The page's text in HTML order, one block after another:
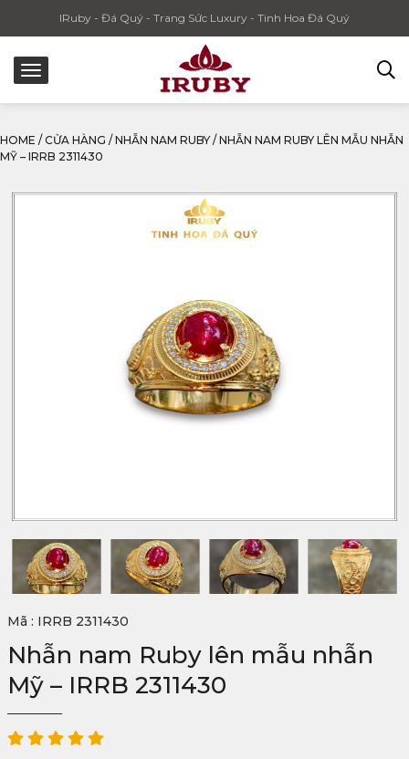
IRuby - Đá Quý - Trang Sức Luxury - Tinh Hoa Đá Quý
HOME / CỬA HÀNG / NHẪN NAM RUBY / NHẪN NAM RUBY LÊN MẪU NHẪN
MỸ – IRRB 2311430
Mã : IRRB 2311430
Nhẫn nam Ruby lên mẫu nhẫn
Mỹ – IRRB 2311430